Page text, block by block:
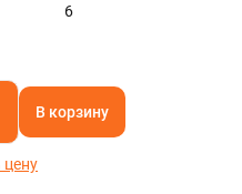
6
В корзину
цену